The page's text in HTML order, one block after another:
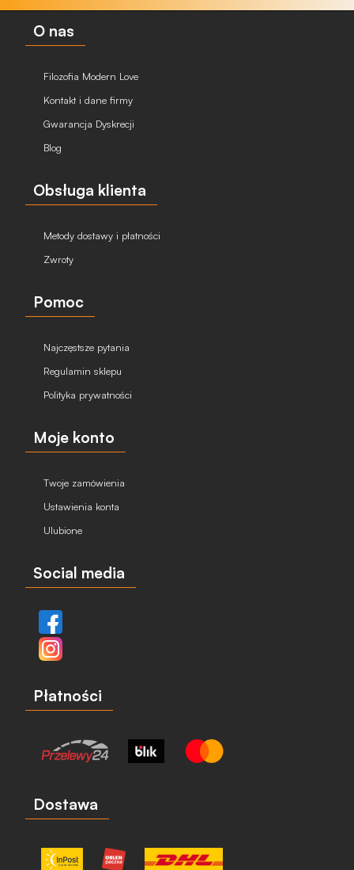
O nas
Filozofia Modern Love
Kontakt i dane firmy
Gwarancja Dyskrecji
Blog
Obsługa klienta
Metody dostawy i płatności
Zwroty
Pomoc
Najczęstsze pytania
Regulamin sklepu
Polityka prywatności
Moje konto
Twoje zamówienia
Ustawienia konta
Ulubione
Social media
Płatności
Dostawa